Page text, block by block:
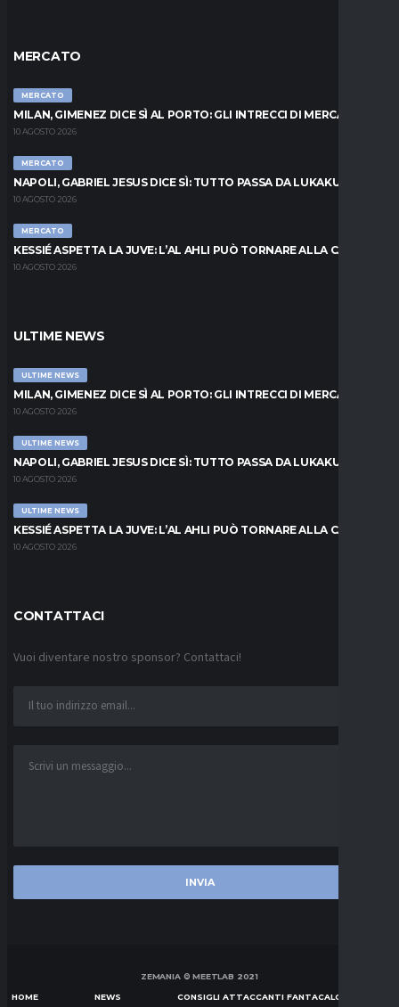
MERCATO
MERCATO
MILAN, GIMENEZ DICE SÌ AL PORTO: GLI INTRECCI DI MERCATO
10 AGOSTO 2026
MERCATO
NAPOLI, GABRIEL JESUS DICE SÌ: TUTTO PASSA DA LUKAKU
10 AGOSTO 2026
MERCATO
KESSIÉ ASPETTA LA JUVE: L’AL AHLI PUÒ TORNARE ALLA CARICA
10 AGOSTO 2026
ULTIME NEWS
ULTIME NEWS
MILAN, GIMENEZ DICE SÌ AL PORTO: GLI INTRECCI DI MERCATO
10 AGOSTO 2026
ULTIME NEWS
NAPOLI, GABRIEL JESUS DICE SÌ: TUTTO PASSA DA LUKAKU
10 AGOSTO 2026
ULTIME NEWS
KESSIÉ ASPETTA LA JUVE: L’AL AHLI PUÒ TORNARE ALLA CARICA
10 AGOSTO 2026
CONTATTACI
Vuoi diventare nostro sponsor? Contattaci!
ZEMANIA © MEETLAB 2021
HOME NEWS CONSIGLI ATTACCANTI FANTACALCIO SERIE A